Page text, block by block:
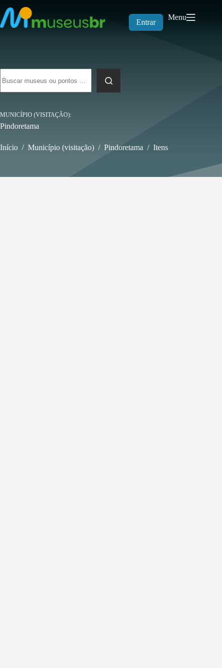
para
o
conteúdo
Entrar
Menu
resultados
MUNICÍPIO (VISITAÇÃO)
Pindoretama
Início / Município (visitação) / Pindoretama / Itens